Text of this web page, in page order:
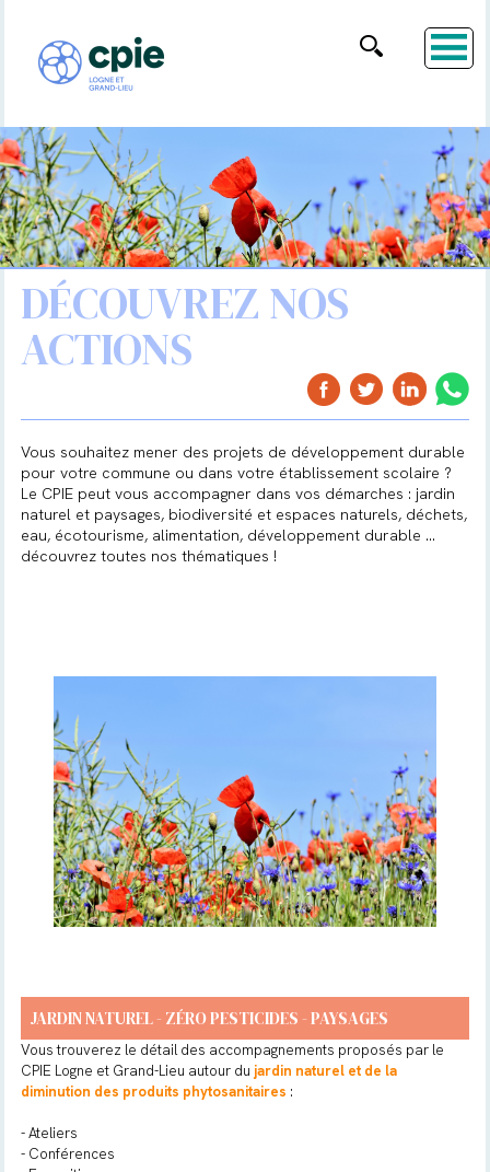
DÉCOUVREZ NOS
ACTIONS
Vous souhaitez mener des projets de développement durable
pour votre commune ou dans votre établissement scolaire ?
Le CPIE peut vous accompagner dans vos démarches : jardin
naturel et paysages, biodiversité et espaces naturels, déchets,
eau, écotourisme, alimentation, développement durable ...
découvrez toutes nos thématiques !
JARDIN NATUREL - ZÉRO PESTICIDES - PAYSAGES
Vous trouverez le détail des accompagnements proposés par le
CPIE Logne et Grand-Lieu autour du jardin naturel et de la
diminution des produits phytosanitaires :
- Ateliers
- Conférences